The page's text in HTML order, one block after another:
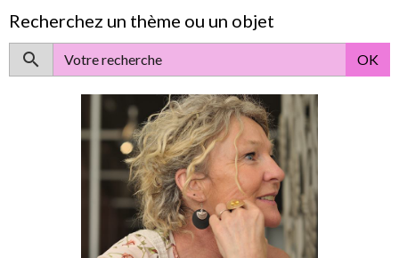
Recherchez un thème ou un objet
OK